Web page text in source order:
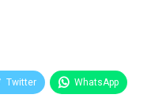
Twitter WhatsApp